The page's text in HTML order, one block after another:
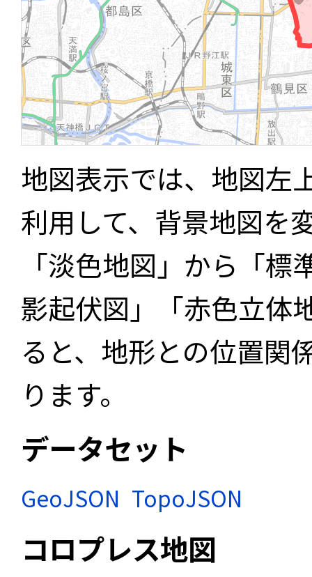
地図表示では、地図左
利用して、背景地図を
「淡色地図」から「
影起伏図」「赤色立体
ると、地形との位置関
ります。
データセット
GeoJSON TopoJSON
コロプレス地図